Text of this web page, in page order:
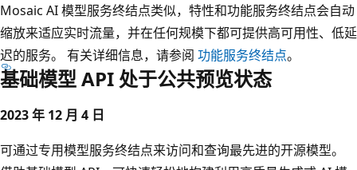
Mosaic AI 模型服务终结点类似，特性和功能服务终结点会自动
缩放来适应实时流量，并在任何规模下都可提供高可用性、低延
迟的服务。 有关详细信息，请参阅 功能服务终结点。
基础模型 API 处于公共预览状态
2023 年 12 月 4 日
可通过专用模型服务终结点来访问和查询最先进的开源模型。